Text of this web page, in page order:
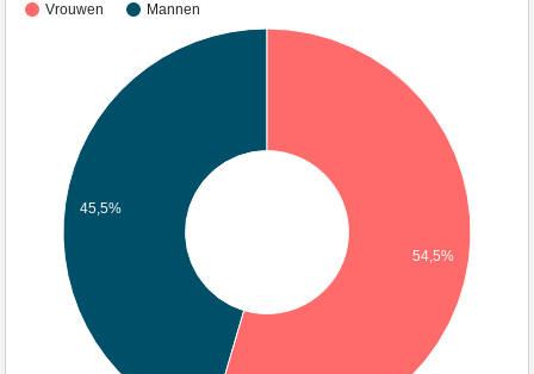
Vrouwen Mannen
45,5%
54,5%